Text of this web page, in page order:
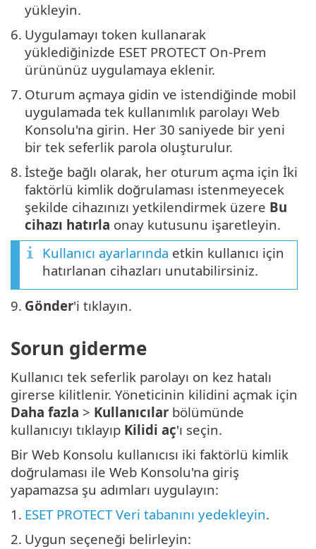
yükleyin.
6. Uygulamayı token kullanarak
yüklediğinizde ESET PROTECT On-Prem
ürününüz uygulamaya eklenir.
7. Oturum açmaya gidin ve istendiğinde mobil
uygulamada tek kullanımlık parolayı Web
Konsolu'na girin. Her 30 saniyede bir yeni
bir tek seferlik parola oluşturulur.
8. İsteğe bağlı olarak, her oturum açma için İki
faktörlü kimlik doğrulaması istenmeyecek
şekilde cihazınızı yetkilendirmek üzere Bu
cihazı hatırla onay kutusunu işaretleyin.
Kullanıcı ayarlarında etkin kullanıcı için
hatırlanan cihazları unutabilirsiniz.
9. Gönder'i tıklayın.
Sorun giderme
Kullanıcı tek seferlik parolayı on kez hatalı
girerse kilitlenir. Yöneticinin kilidini açmak için
Daha fazla > Kullanıcılar bölümünde
kullanıcıyı tıklayıp Kilidi aç'ı seçin.
Bir Web Konsolu kullanıcısı iki faktörlü kimlik
doğrulaması ile Web Konsolu'na giriş
yapamazsa şu adımları uygulayın:
1. ESET PROTECT Veri tabanını yedekleyin.
2. Uygun seçeneği belirleyin: